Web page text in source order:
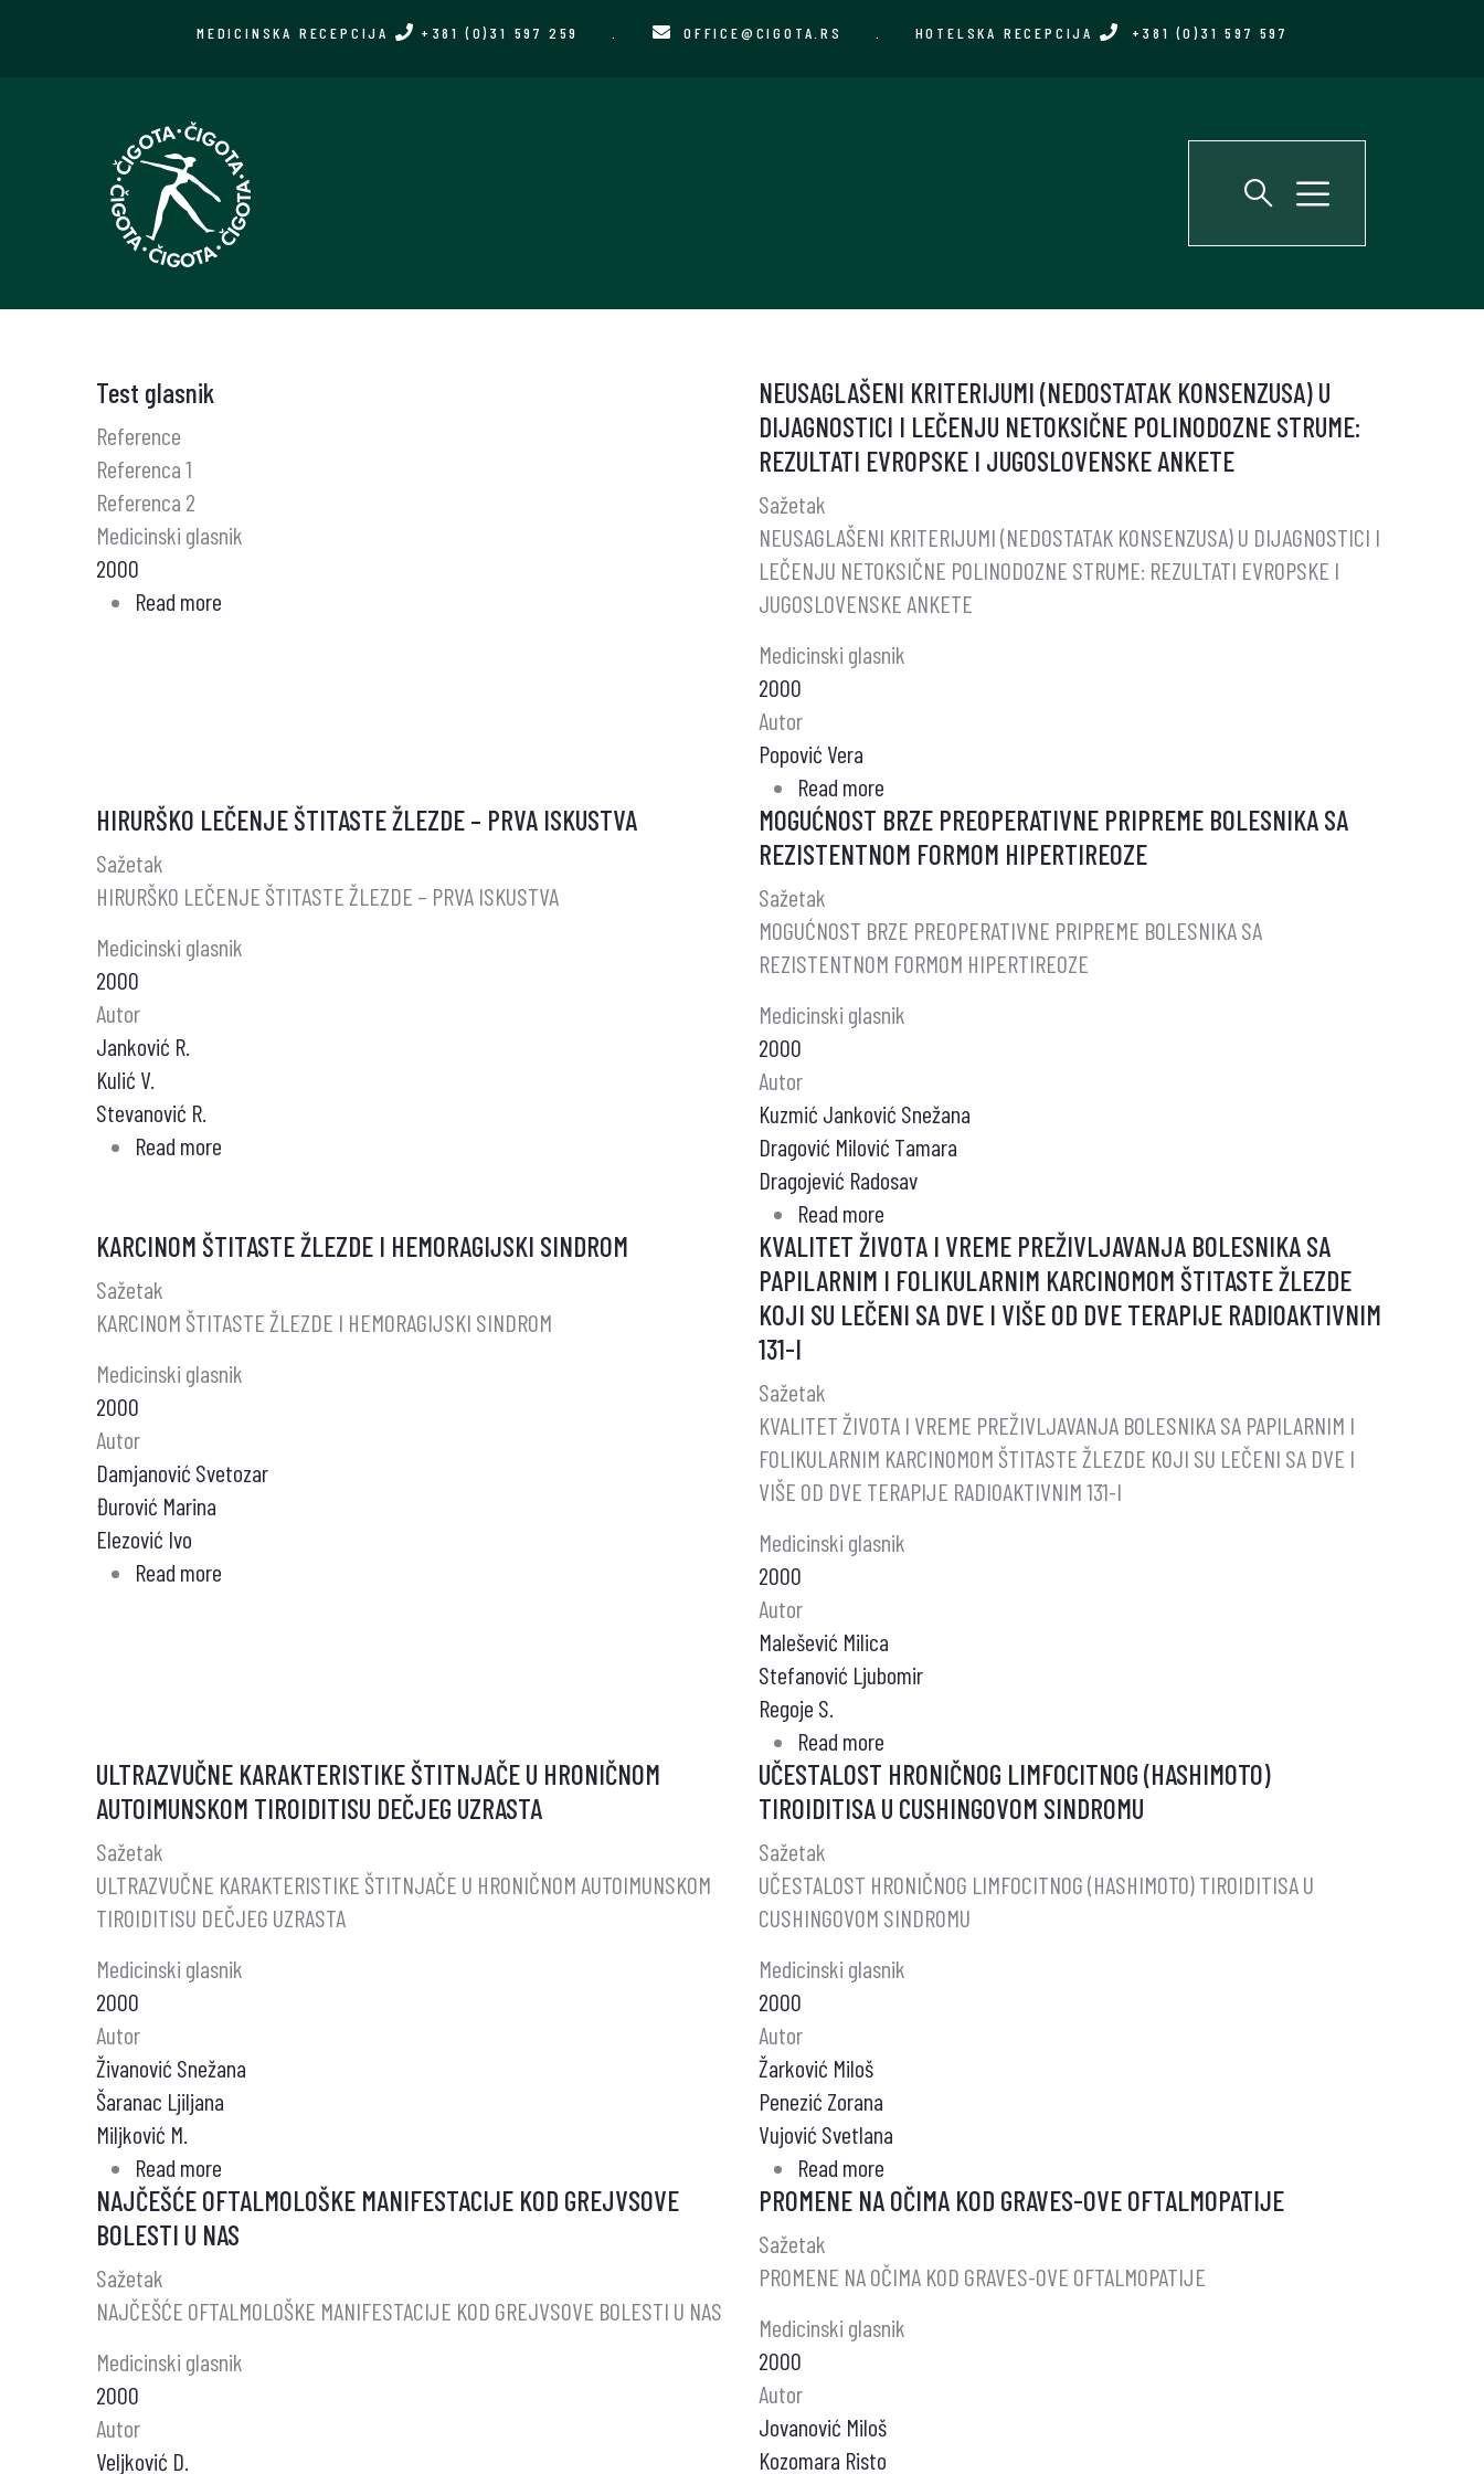
MEDICINSKA RECEPCIJA +381 (0)31 597 259 OFFICE@CIGOTA.RS HOTELSKA RECEPCIJA +381 (0)31 597 597
Test glasnik
Reference
Referenca 1
Referenca 2
Medicinski glasnik
2000
Read more
NEUSAGLAŠENI KRITERIJUMI (NEDOSTATAK KONSENZUSA) U
DIJAGNOSTICI I LEČENJU NETOKSIČNE POLINODOZNE STRUME:
REZULTATI EVROPSKE I JUGOSLOVENSKE ANKETE
Sažetak
NEUSAGLAŠENI KRITERIJUMI (NEDOSTATAK KONSENZUSA) U DIJAGNOSTICI I
LEČENJU NETOKSIČNE POLINODOZNE STRUME: REZULTATI EVROPSKE I
JUGOSLOVENSKE ANKETE
Medicinski glasnik
2000
Autor
Popović Vera
Read more
NEUSAGLAŠENI
KRITERIJUMI
KONSENZUSA)
U
I
POLINODOZNE
STRUME:
REZULTATI
I
JUGOSLOVENSKE
ANKETE
HIRURŠKO LEČENJE ŠTITASTE ŽLEZDE – PRVA ISKUSTVA
Sažetak
HIRURŠKO LEČENJE ŠTITASTE ŽLEZDE – PRVA ISKUSTVA
Medicinski glasnik
2000
Autor
Janković R.
Kulić V.
Stevanović R.
Read more
ŠTITASTE
–
ISKUSTVA
MOGUĆNOST BRZE PREOPERATIVNE PRIPREME BOLESNIKA SA
REZISTENTNOM FORMOM HIPERTIREOZE
Sažetak
MOGUĆNOST BRZE PREOPERATIVNE PRIPREME BOLESNIKA SA
REZISTENTNOM FORMOM HIPERTIREOZE
Medicinski glasnik
2000
Autor
Kuzmić Janković Snežana
Dragović Milović Tamara
Dragojević Radosav
Read more
MOGUĆNOST
BRZE
PREOPERATIVNE
SA
REZISTENTNOM
FORMOM
HIPERTIREOZE
KARCINOM ŠTITASTE ŽLEZDE I HEMORAGIJSKI SINDROM
Sažetak
KARCINOM ŠTITASTE ŽLEZDE I HEMORAGIJSKI SINDROM
Medicinski glasnik
2000
Autor
Damjanović Svetozar
Đurović Marina
Elezović Ivo
Read more
SINDROM
KVALITET ŽIVOTA I VREME PREŽIVLJAVANJA BOLESNIKA SA
PAPILARNIM I FOLIKULARNIM KARCINOMOM ŠTITASTE ŽLEZDE
KOJI SU LEČENI SA DVE I VIŠE OD DVE TERAPIJE RADIOAKTIVNIM
131-I
Sažetak
KVALITET ŽIVOTA I VREME PREŽIVLJAVANJA BOLESNIKA SA PAPILARNIM I
FOLIKULARNIM KARCINOMOM ŠTITASTE ŽLEZDE KOJI SU LEČENI SA DVE I
VIŠE OD DVE TERAPIJE RADIOAKTIVNIM 131-I
Medicinski glasnik
2000
Autor
Malešević Milica
Stefanović Ljubomir
Regoje S.
Read more
KVALITET
ŽIVOTA
VREME
PREŽIVLJAVANJA
SA
ŠTITASTE
KOJI
LEČENI
DVE
OD
ULTRAZVUČNE KARAKTERISTIKE ŠTITNJAČE U HRONIČNOM
AUTOIMUNSKOM TIROIDITISU DEČJEG UZRASTA
Sažetak
ULTRAZVUČNE KARAKTERISTIKE ŠTITNJAČE U HRONIČNOM AUTOIMUNSKOM
TIROIDITISU DEČJEG UZRASTA
Medicinski glasnik
2000
Autor
Živanović Snežana
Šaranac Ljiljana
Miljković M.
Read more
ULTRAZVUČNE
KARAKTERISTIKE
U
AUTOIMUNSKOM
UČESTALOST HRONIČNOG LIMFOCITNOG (HASHIMOTO)
TIROIDITISA U CUSHINGOVOM SINDROMU
Sažetak
UČESTALOST HRONIČNOG LIMFOCITNOG (HASHIMOTO) TIROIDITISA U
CUSHINGOVOM SINDROMU
Medicinski glasnik
2000
Autor
Žarković Miloš
Penezić Zorana
Vujović Svetlana
Read more
UČESTALOST
LIMFOCITNOG
TIROIDITISA
SINDROMU
NAJČEŠĆE OFTALMOLOŠKE MANIFESTACIJE KOD GREJVSOVE
BOLESTI U NAS
Sažetak
NAJČEŠĆE OFTALMOLOŠKE MANIFESTACIJE KOD GREJVSOVE BOLESTI U NAS
Medicinski glasnik
2000
Autor
Veljković D.
PROMENE NA OČIMA KOD GRAVES-OVE OFTALMOPATIJE
Sažetak
PROMENE NA OČIMA KOD GRAVES-OVE OFTALMOPATIJE
Medicinski glasnik
2000
Autor
Jovanović Miloš
Kozomara Risto